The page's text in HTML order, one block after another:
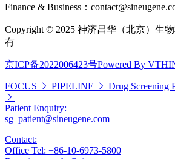
Finance & Business：
Copyright © 2025 神济昌华（北京）生
有
京ICP备2022006423号Powered By
FOCUS PIPELINE Drug Screening
Patient Enquiry:
sg_patient@sineugene.com
Contact:
Office Tel: +86-10-6973-5800